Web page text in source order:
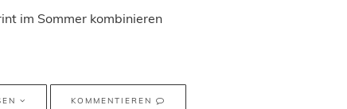
im Sommer kombinieren
KOMMENTIEREN